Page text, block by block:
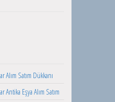
Alım Satım Dükkanı
Antika Eşya Alım Satım